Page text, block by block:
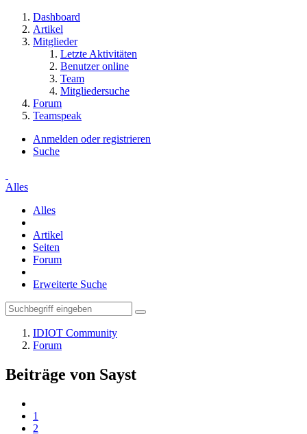
Dashboard
Artikel
Mitglieder
Letzte Aktivitäten
Benutzer online
Team
Mitgliedersuche
Forum
Teamspeak
Anmelden oder registrieren
Suche
Alles
Alles
Artikel
Seiten
Forum
Erweiterte Suche
IDIOT Community
Forum
Beiträge von Sayst
1
2